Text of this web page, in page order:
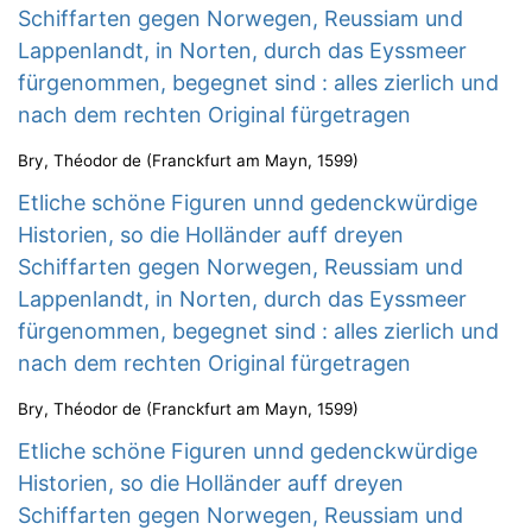
Schiffarten gegen Norwegen, Reussiam und
Lappenlandt, in Norten, durch das Eyssmeer
fürgenommen, begegnet sind : alles zierlich und
nach dem rechten Original fürgetragen
Bry, Théodor de (Franckfurt am Mayn, 1599)
Etliche schöne Figuren unnd gedenckwürdige
Historien, so die Holländer auff dreyen
Schiffarten gegen Norwegen, Reussiam und
Lappenlandt, in Norten, durch das Eyssmeer
fürgenommen, begegnet sind : alles zierlich und
nach dem rechten Original fürgetragen
Bry, Théodor de (Franckfurt am Mayn, 1599)
Etliche schöne Figuren unnd gedenckwürdige
Historien, so die Holländer auff dreyen
Schiffarten gegen Norwegen, Reussiam und